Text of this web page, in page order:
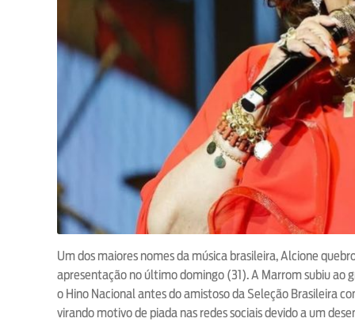
Um dos maiores nomes da música brasileira, Alcione
apresentação no último domingo (31). A Marrom subiu
o Hino Nacional antes do amistoso da Seleção Brasileira
virando motivo de piada nas redes sociais devido a um